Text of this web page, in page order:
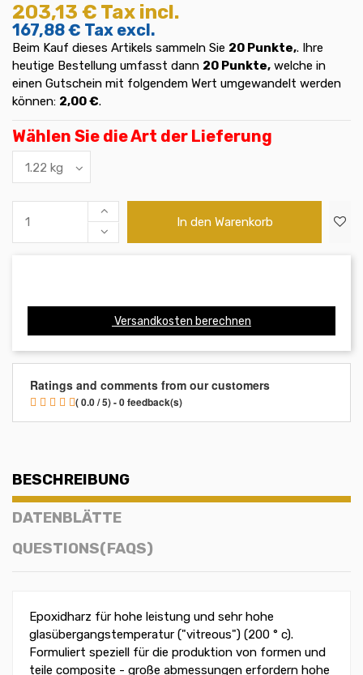
203,13 € Tax incl.
167,88 € Tax excl.
Beim Kauf dieses Artikels sammeln Sie 20 Punkte,. Ihre
heutige Bestellung umfasst dann 20 Punkte, welche in
einen Gutschein mit folgendem Wert umgewandelt werden
können: 2,00 €.
Wählen Sie die Art der Lieferung
In den Warenkorb
Versandkosten berechnen
Ratings and comments from our customers
( 0.0 / 5) - 0 feedback(s)
BESCHREIBUNG
DATENBLÄTTE
QUESTIONS(FAQS)
Epoxidharz für hohe leistung und sehr hohe
glasübergangstemperatur ("vitreous") (200 ° c).
Formuliert speziell für die produktion von formen und
teile composite - große abmessungen erfordern hohe